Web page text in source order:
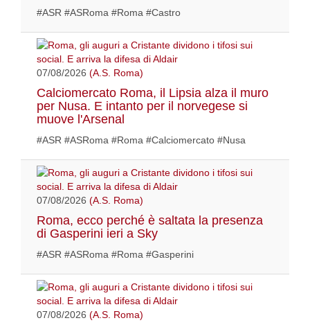
#ASR #ASRoma #Roma #Castro
07/08/2026 (A.S. Roma)
Calciomercato Roma, il Lipsia alza il muro
per Nusa. E intanto per il norvegese si
muove l'Arsenal
#ASR #ASRoma #Roma #Calciomercato #Nusa
07/08/2026 (A.S. Roma)
Roma, ecco perché è saltata la presenza
di Gasperini ieri a Sky
#ASR #ASRoma #Roma #Gasperini
07/08/2026 (A.S. Roma)